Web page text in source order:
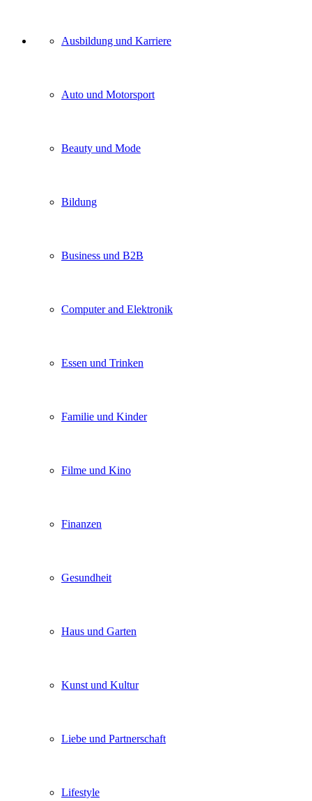
Unser
Kategorien
Ausbildung und Karriere
Auto und Motorsport
Beauty und Mode
Bildung
Business und B2B
Computer and Elektronik
Essen und Trinken
Familie und Kinder
Filme und Kino
Finanzen
Gesundheit
Haus und Garten
Kunst und Kultur
Liebe und Partnerschaft
Lifestyle